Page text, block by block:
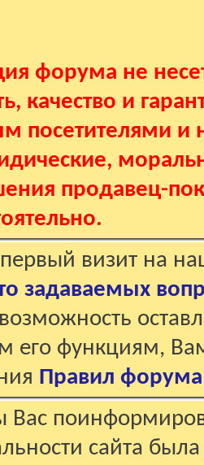
форума не
качество и
посетителями и
продавец-
визит на
задаваемых
его функциям,
Правил форума
сайта